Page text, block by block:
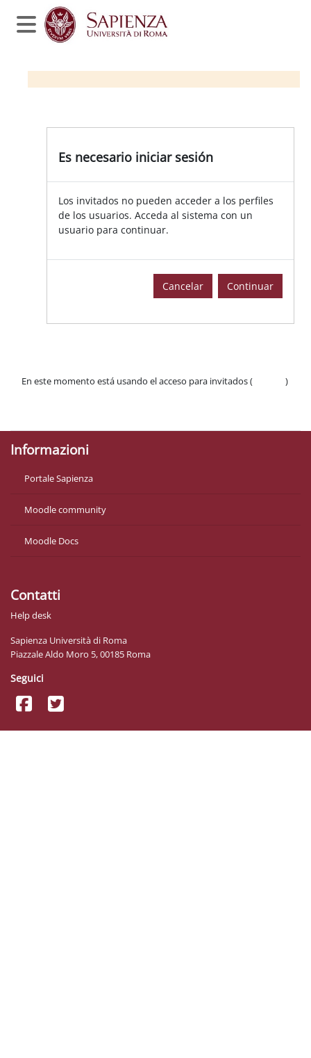
Salta al contenido principal
Panel lateral
Es necesario iniciar sesión
Los invitados no pueden acceder a los perfiles
de los usuarios. Acceda al sistema con un
usuario para continuar.
Cancelar Continuar
En este momento está usando el acceso para invitados (
)
Informazioni
Portale Sapienza
Moodle community
Moodle Docs
Contatti
Help desk
Sapienza Università di Roma
Piazzale Aldo Moro 5, 00185 Roma
Seguici